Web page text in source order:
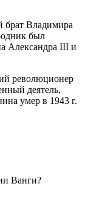
брат Владимира
был
Александра III и
революционер
деятель,
умер в 1943 г.
Ванги?